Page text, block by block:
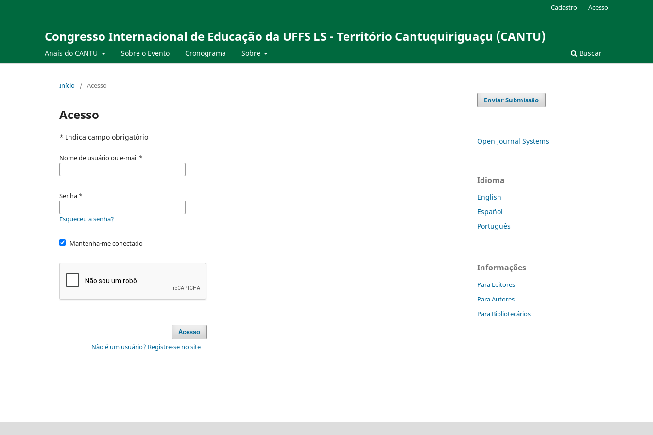
Congresso Internacional de Educação da UFFS LS - Território Cantuquiriguaçu (CANTU)
Anais do CANTU Sobre o Evento Cronograma Sobre Buscar
Cadastro Acesso
Início / Acesso
Acesso
* Indica campo obrigatório
Nome de usuário ou e-mail *
Senha *
Esqueceu a senha?
Mantenha-me conectado
Acesso
Não é um usuário? Registre-se no site
Enviar Submissão
Open Journal Systems
Idioma
English
Español
Português
Informações
Para Leitores
Para Autores
Para Bibliotecários